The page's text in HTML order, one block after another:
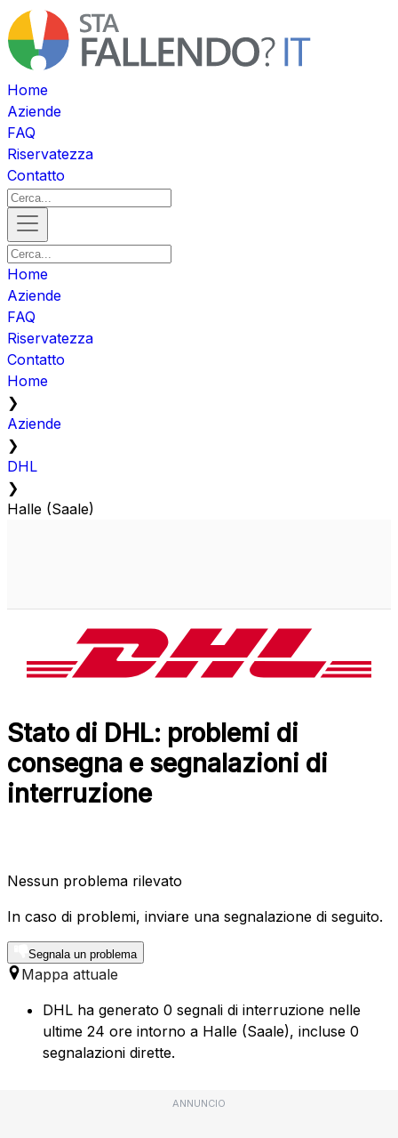
Home
Aziende
FAQ
Riservatezza
Contatto
Home
Aziende
FAQ
Riservatezza
Contatto
Home
❯
Aziende
❯
DHL
❯
Halle (Saale)
Stato di DHL: problemi di
consegna e segnalazioni di
interruzione
Nessun problema rilevato
In caso di problemi, inviare una segnalazione di seguito.
Segnala un problema
Mappa attuale
DHL ha generato 0 segnali di interruzione nelle
ultime 24 ore intorno a Halle (Saale), incluse 0
segnalazioni dirette.
ANNUNCIO